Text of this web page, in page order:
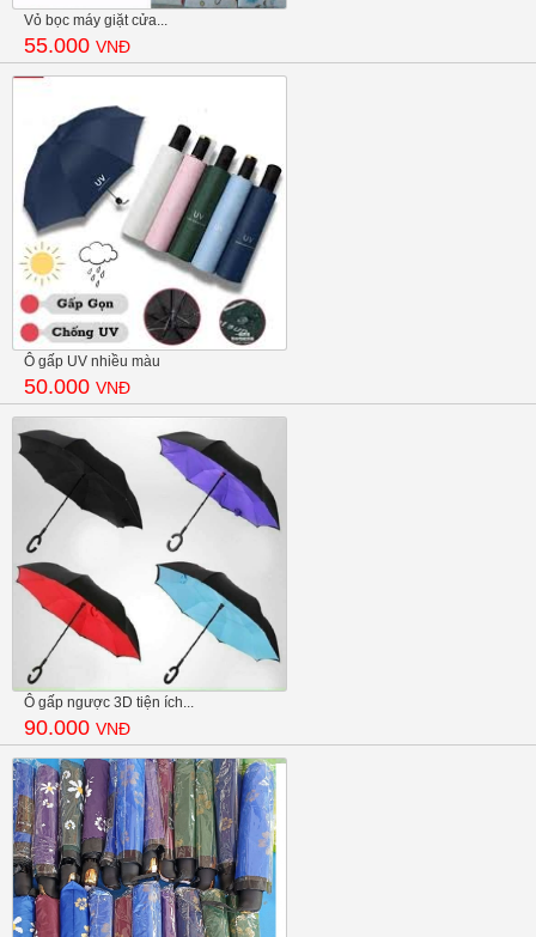
Vỏ bọc máy giặt cửa...
55.000 VNĐ
Ô gấp UV nhiều màu
50.000 VNĐ
Ô gấp ngược 3D tiện ích...
90.000 VNĐ